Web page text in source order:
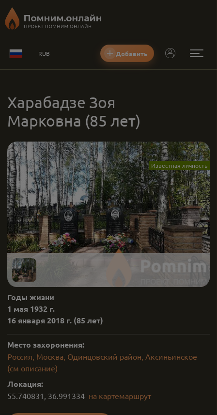
RUB Добавить
Харабадзе Зоя
Марковна (85 лет)
Известная личность
Годы жизни
1 мая 1932 г.
16 января 2018 г. (85 лет)
Место захоронения:
Россия, Москва, Одинцовский район, Аксиньинское
(см описание)
Локация:
55.740831 , 36.991334 на картемаршрут